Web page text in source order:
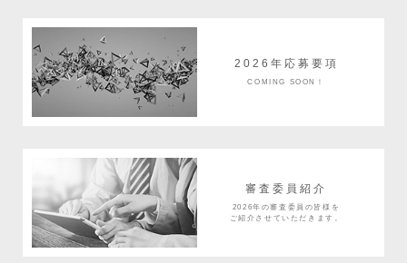
2026年応募要項
COMING SOON！
審査委員紹介
2026年の審査委員の皆様を
ご紹介させていただきます。